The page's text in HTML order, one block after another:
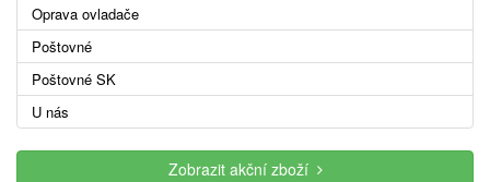
Oprava ovladače
Poštovné
Poštovné SK
U nás
Zobrazit akční zboží